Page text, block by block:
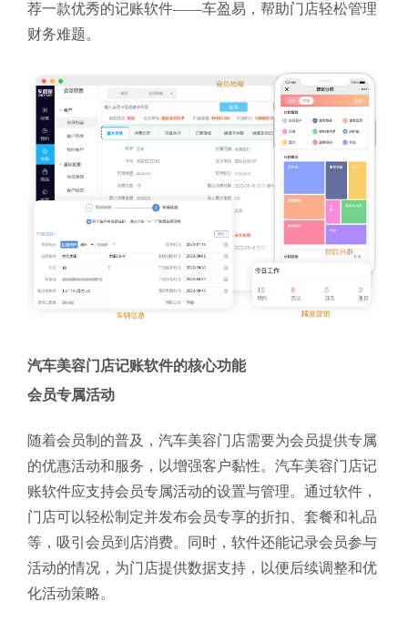
荐一款优秀的记账软件——车盈易，帮助门店轻松管理
财务难题。
汽车美容门店记账软件的核心功能
会员专属活动
随着会员制的普及，汽车美容门店需要为会员提供专属
的优惠活动和服务，以增强客户黏性。汽车美容门店记
账软件应支持会员专属活动的设置与管理。通过软件，
门店可以轻松制定并发布会员专享的折扣、套餐和礼品
等，吸引会员到店消费。同时，软件还能记录会员参与
活动的情况，为门店提供数据支持，以便后续调整和优
化活动策略。